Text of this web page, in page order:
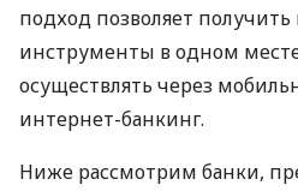
подход позволяет
инструменты в одном
осуществлять через
интернет-банкинг.
Ниже рассмотрим банки,